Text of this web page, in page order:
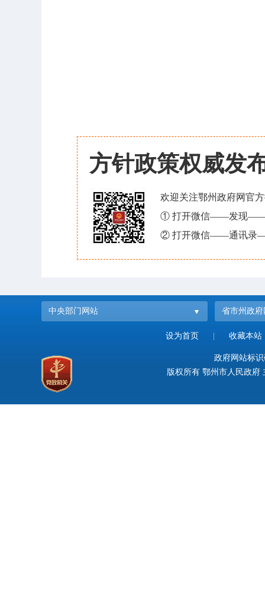
方针政策权威发
欢迎关注鄂州政府网官
① 打开微信——发现——
② 打开微信——通讯录
中央部门网站 省市州政府
设为首页 收藏本站
政府网站标
版权所有 鄂州市人民政府